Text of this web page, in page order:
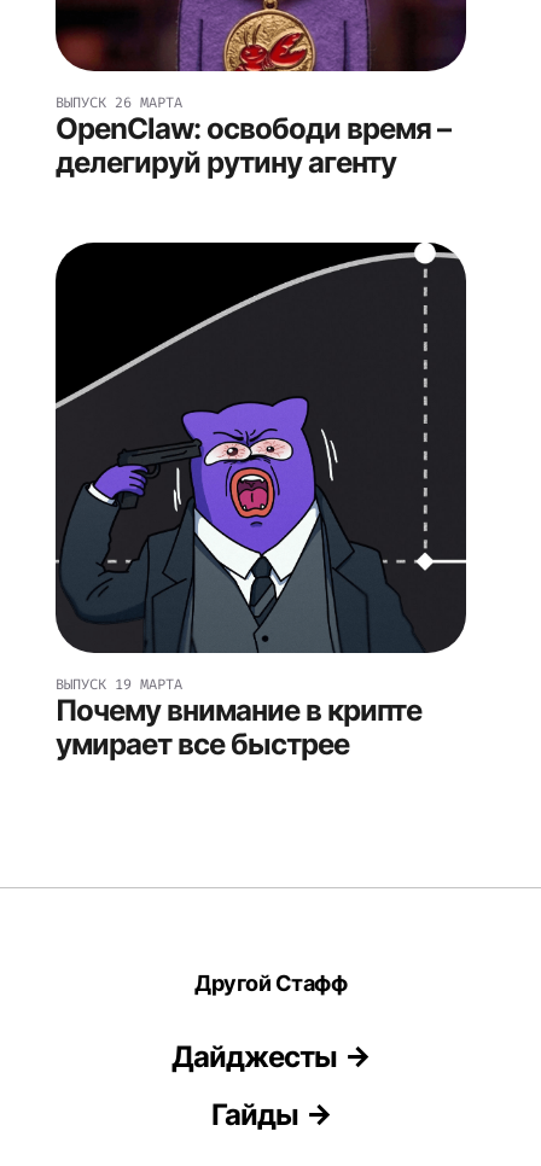
ВЫПУСК 26 МАРТА
OpenClaw: освободи время –
делегируй рутину агенту
ВЫПУСК 19 МАРТА
Почему внимание в крипте
умирает все быстрее
Другой Стафф
Дайджесты
Гайды